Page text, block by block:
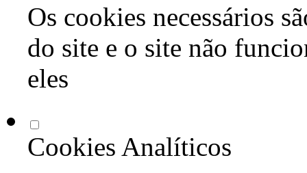
Os cookies necessários
do site e o site não
eles
Cookies Analíticos